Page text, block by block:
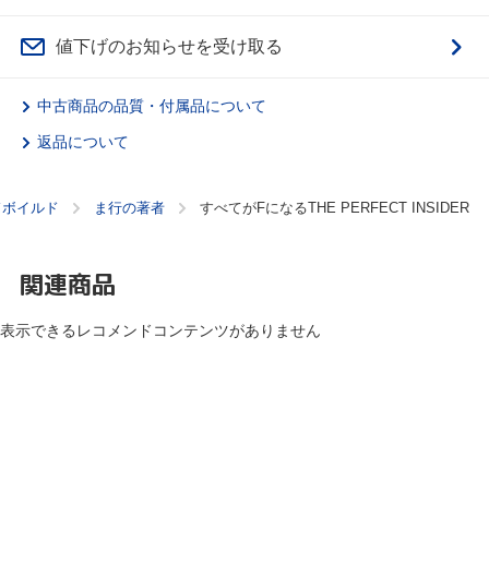
値下げのお知らせを受け取る
中古商品の品質・付属品について
返品について
イルド ま行の著者 すべてがFになるTHE PERFECT INSIDER
関連商品
表示できるレコメンドコンテンツがありません